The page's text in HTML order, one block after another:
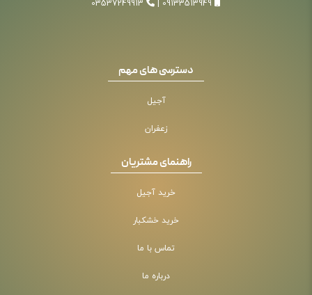
09133513949
03537249913
دسترسی های مهم
آجیل
زعفران
راهنمای مشتریان
خرید آجیل
خرید خشکبار
تماس با ما
درباره ما